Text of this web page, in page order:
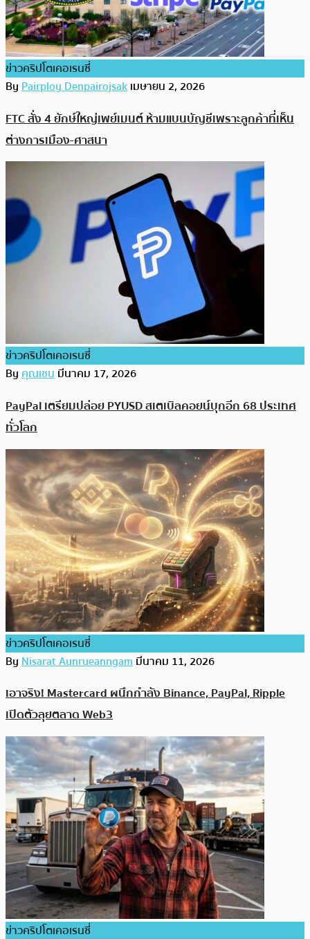
ข่าวคริปโตเคอเรนซี่
ByPairploy Denpairojsakเมษายน 2, 2026
FTC สั่ง 4 ยักษ์ใหญ่เพย์เมนต์ ห้ามแบนบัญชีเพราะลูกค้าที่เห็น
ต่างการเมือง-ศาสนา
ข่าวคริปโตเคอเรนซี่
Byคุณเชนมีนาคม 17, 2026
PayPal เตรียมปล่อย PYUSD สเตเบิลคอยน์บุกอีก 68 ประเทศ
ทั่วโลก
ข่าวคริปโตเคอเรนซี่
ByNisarat Aunrueanngamมีนาคม 11, 2026
เอาจริง! Mastercard ผนึกกำลัง Binance, PayPal, Ripple
เปิดตัวลุยตลาด Web3
ข่าวคริปโตเคอเรนซี่